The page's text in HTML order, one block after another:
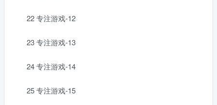
22 专注游戏-12
23 专注游戏-13
24 专注游戏-14
25 专注游戏-15